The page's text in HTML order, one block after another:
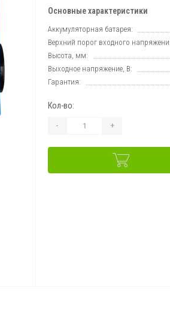
Основные характеристики
Аккумуляторная батарея:
Верхний порог входного
Высота, мм:
Выходное напряжение, В:
Гарантия:
Кол-во:
- +